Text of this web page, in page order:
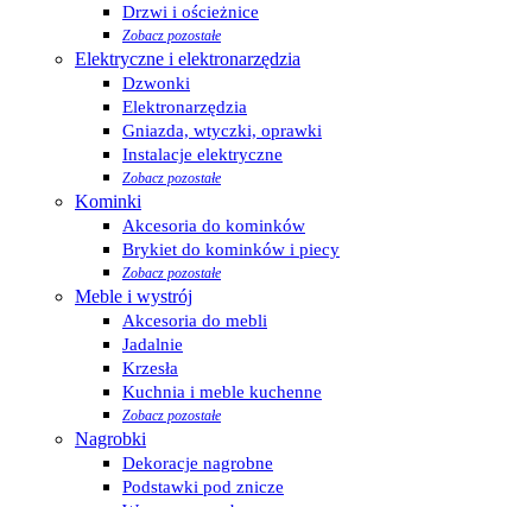
Drzwi i ościeżnice
Zobacz pozostałe
Elektryczne i elektronarzędzia
Dzwonki
Elektronarzędzia
Gniazda, wtyczki, oprawki
Instalacje elektryczne
Zobacz pozostałe
Kominki
Akcesoria do kominków
Brykiet do kominków i piecy
Zobacz pozostałe
Meble i wystrój
Akcesoria do mebli
Jadalnie
Krzesła
Kuchnia i meble kuchenne
Zobacz pozostałe
Nagrobki
Dekoracje nagrobne
Podstawki pod znicze